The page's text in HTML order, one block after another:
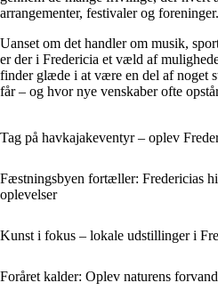
arrangementer, festivaler og foreninger.
Uanset om det handler om musik,
er der i Fredericia et væld af
finder glæde i at være en del af noget
får – og hvor nye venskaber ofte
Tag på havkajakeventyr – oplev
Fæstningsbyen fortæller: Fredericias
oplevelser
Kunst i fokus – lokale udstillinger i
Foråret kalder: Oplev naturens